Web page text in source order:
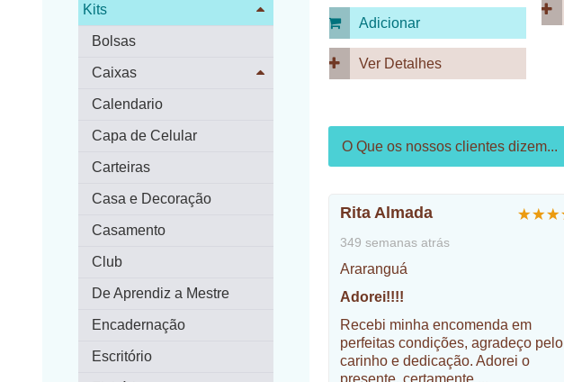
Kits
Bolsas
Caixas
Calendario
Capa de Celular
Carteiras
Casa e Decoração
Casamento
Club
De Aprendiz a Mestre
Encadernação
Escritório
Adicionar
Ver Detalhes
O Que os nossos clientes dizem...
Rita Almada
349 semanas atrás
Araranguá
Adorei!!!!
Recebi minha encomenda em
perfeitas condições, agradeço pelo
carinho e dedicação. Adorei o